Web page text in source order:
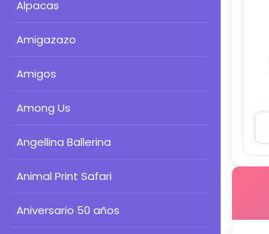
Alpacas
Amigazazo
Amigos
Among Us
Angellina Ballerina
Animal Print Safari
Aniversario 50 años